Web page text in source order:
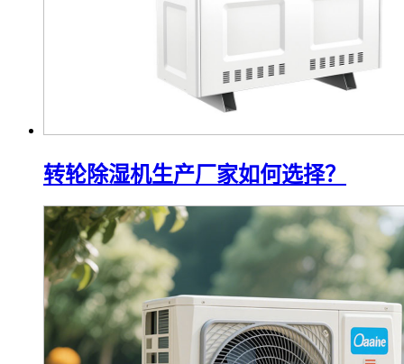
转轮除湿机生产厂家如何选择？